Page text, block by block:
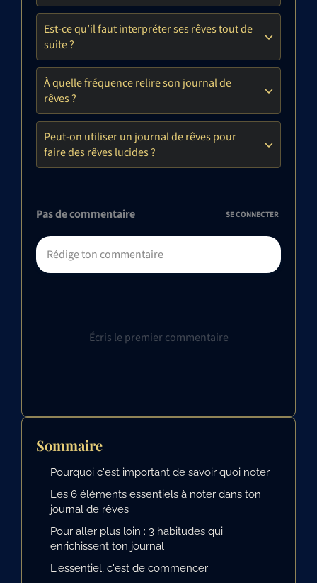
Est-ce qu’il faut interpréter ses rêves tout de
suite ?
À quelle fréquence relire son journal de
rêves ?
Peut-on utiliser un journal de rêves pour
faire des rêves lucides ?
Sommaire
Pourquoi c'est important de savoir quoi noter
Les 6 éléments essentiels à noter dans ton
journal de rêves
Pour aller plus loin : 3 habitudes qui
enrichissent ton journal
L'essentiel, c'est de commencer